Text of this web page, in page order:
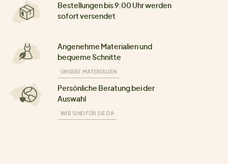
Bestellungen bis 9:00 Uhr werden
sofort versendet
Angenehme Materialien und
bequeme Schnitte
UNSERE MATERIALIEN
Persönliche Beratung bei der
Auswahl
WIR SIND FÜR SIE DA